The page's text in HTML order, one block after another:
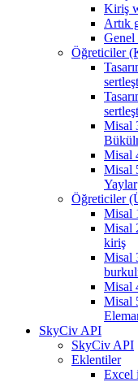
Kiriş
Artık
Genel
Öğreticiler
Misal
Misal
Misal
Yaylar
Öğreticiler
Misal
Misal
kiriş
Misal
Misal
Misal
SkyCiv API
SkyCiv API
Eklentiler
Excel